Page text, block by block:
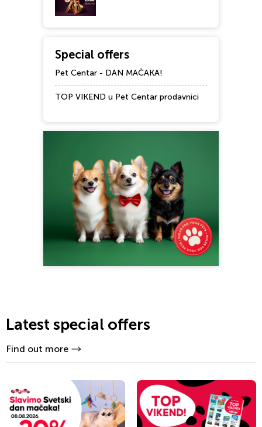
Special offers
Pet Centar - DAN MAČAKA!
TOP VIKEND u Pet Centar prodavnici
Latest special offers
Find out more